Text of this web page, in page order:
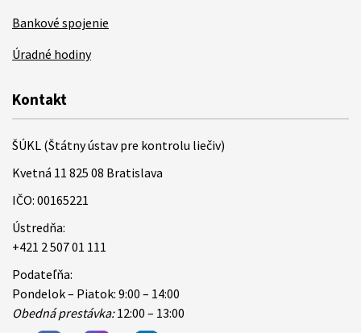
Bankové spojenie
Úradné hodiny
Kontakt
ŠÚKL (Štátny ústav pre kontrolu liečiv)
Kvetná 11 825 08 Bratislava
IČO: 00165221
Ústredňa:
+421 2 507 01 111
Podateľňa:
Pondelok – Piatok: 9:00 – 14:00
Obedná prestávka:12:00 – 13:00